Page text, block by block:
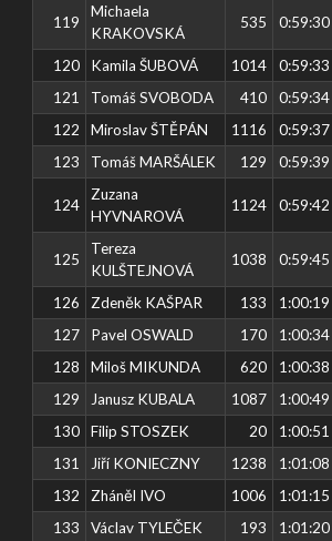
119
Michaela
KRAKOVSKÁ
535 0:59:30
120 Kamila ŠUBOVÁ 1014 0:59:33
121
Tomáš SVOBODA 410 0:59:34
122
Miroslav ŠTĚPÁN 1116 0:59:37
123
Tomáš MARŠÁLEK 129 0:59:39
124
Zuzana
HYVNAROVÁ
1124 0:59:42
125
Tereza
KULŠTEJNOVÁ
1038 0:59:45
126 Zdeněk KAŠPAR 133 1:00:19
127
Pavel OSWALD 170 1:00:34
128
Miloš MIKUNDA 620 1:00:38
129
Janusz KUBALA 1087 1:00:49
130
Filip STOSZEK 20 1:00:51
131
Jiří KONIECZNY 1238 1:01:08
132
Zháněl IVO 1006 1:01:15
133
Václav TYLEČEK 193 1:01:20